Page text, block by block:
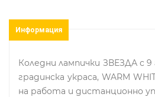
Информация
Коледни лампички ЗВЕЗДА с 9
градинска украса, WARM
на работа и дистанционно